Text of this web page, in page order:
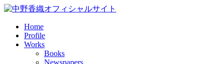
Home
Profile
Works
Books
Newspapers